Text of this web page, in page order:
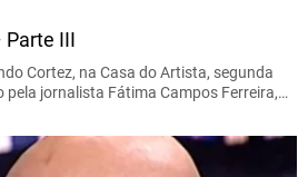
Parte III
Cortez, na Casa do Artista, segunda
pela jornalista Fátima Campos Ferreira,…